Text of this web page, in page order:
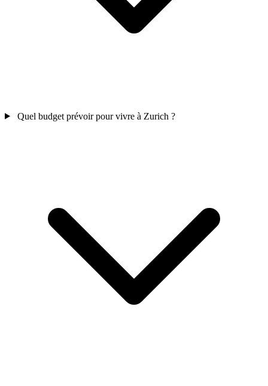
Quel budget prévoir pour vivre à Zurich ?